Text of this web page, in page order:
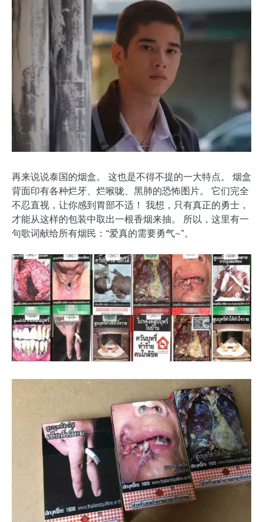
再来说说泰国的烟盒。 这也是不得不提的一大特点。 烟盒
背面印有各种烂牙、烂喉咙、黑肺的恐怖图片。 它们完全
不忍直视，让你感到胃部不适！ 我想，只有真正的勇士，
才能从这样的包装中取出一根香烟来抽。 所以，这里有一
句歌词献给所有烟民：“爱真的需要勇气~”。